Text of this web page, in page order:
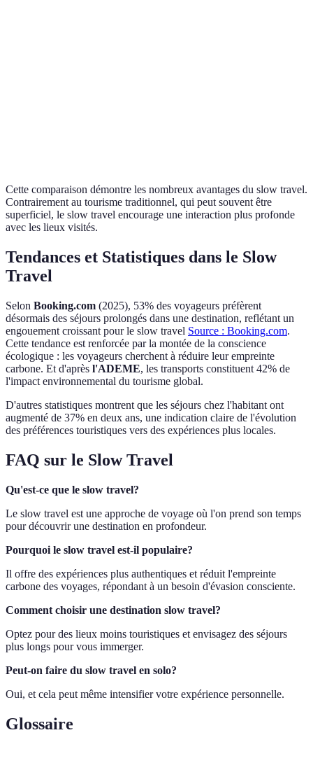
Cette comparaison démontre les nombreux avantages du slow travel.
Contrairement au tourisme traditionnel, qui peut souvent être
superficiel, le slow travel encourage une interaction plus profonde
avec les lieux visités.
Tendances et Statistiques dans le Slow
Travel
Selon Booking.com (2025), 53% des voyageurs préfèrent
désormais des séjours prolongés dans une destination, reflétant un
engouement croissant pour le slow travel Source : Booking.com.
Cette tendance est renforcée par la montée de la conscience
écologique : les voyageurs cherchent à réduire leur empreinte
carbone. Et d'après l'ADEME, les transports constituent 42% de
l'impact environnemental du tourisme global.
D'autres statistiques montrent que les séjours chez l'habitant ont
augmenté de 37% en deux ans, une indication claire de l'évolution
des préférences touristiques vers des expériences plus locales.
FAQ sur le Slow Travel
Qu'est-ce que le slow travel?
Le slow travel est une approche de voyage où l'on prend son temps
pour découvrir une destination en profondeur.
Pourquoi le slow travel est-il populaire?
Il offre des expériences plus authentiques et réduit l'empreinte
carbone des voyages, répondant à un besoin d'évasion consciente.
Comment choisir une destination slow travel?
Optez pour des lieux moins touristiques et envisagez des séjours
plus longs pour vous immerger.
Peut-on faire du slow travel en solo?
Oui, et cela peut même intensifier votre expérience personnelle.
Glossaire